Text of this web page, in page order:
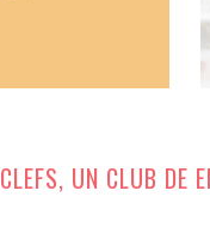
CLEFS, UN CLUB DE